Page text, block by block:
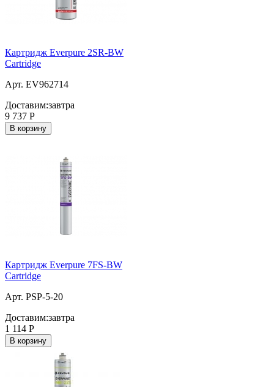
Картридж Everpure 2SR-BW
Cartridge
Арт. EV962714
Доставим:завтра
9 737 Р
В корзину
Картридж Everpure 7FS-BW
Cartridge
Арт. PSP-5-20
Доставим:завтра
1 114 Р
В корзину